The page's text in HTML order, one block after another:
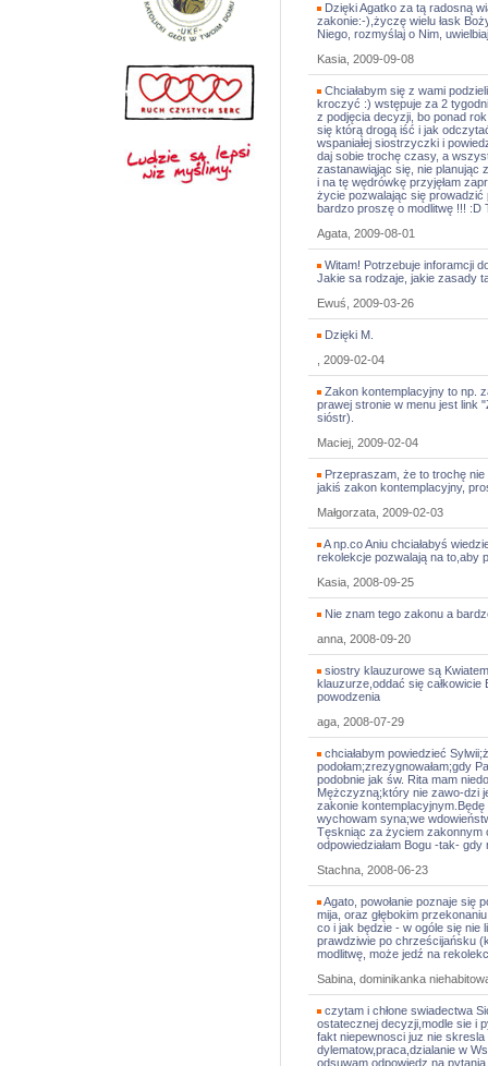
Dzięki Agatko za tą radosną
zakonie:-),życzę wielu łask
Niego, rozmyślaj o Nim,
Kasia, 2009-09-08
Chciałabym się z wami
kroczyć :) wstępuje za 2
z podjęcia decyzji, bo ponad
się którą drogą iść i jak
wspaniałej siostrzyczki i
daj sobie trochę czasy, a
zastanawiąjąc się, nie planując
i na tę wędrówkę przyjęłam
życie pozwalając się
bardzo proszę o modlitwę !!! :D
Agata, 2009-08-01
Witam! Potrzebuje inforamcji
Jakie sa rodzaje, jakie zasady
Ewuś, 2009-03-26
Dzięki M.
, 2009-02-04
Zakon kontemplacyjny to np.
prawej stronie w menu jest link
sióstr).
Maciej, 2009-02-04
Przepraszam, że to trochę
jakiś zakon kontemplacyjny,
Małgorzata, 2009-02-03
A np.co Aniu chciałabyś
rekolekcje pozwalają na to,aby
Kasia, 2008-09-25
Nie znam tego zakonu a
anna, 2008-09-20
siostry klauzurowe są
klauzurze,oddać się
powodzenia
aga, 2008-07-29
chciałabym powiedzieć
podołam;zrezygnowałam;gdy
podobnie jak św. Rita mam
Mężczyzną;który nie zawo-dzi
zakonie
wychowam syna;we
Tęskniąc za życiem zakonnym
odpowiedziałam Bogu -tak- gdy
Stachna, 2008-06-23
Agato, powołanie poznaje się
mija, oraz głębokim
co i jak będzie - w ogóle się
prawdziwie po chrześcijańsku
modlitwę, może jedź na
Sabina, dominikanka
czytam i chłone swiadectwa
ostatecznej decyzji,modle sie i
fakt niepewnosci juz nie
dylematow,praca,dzialanie w
odsuwam odpowiedz na